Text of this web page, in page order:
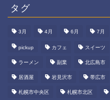
タグ
3月 4月 6月 7月
pickup カフェ スイーツ
ラーメン 副業 北広島市
居酒屋 岩見沢市 帯広市
札幌市中央区 札幌市北区